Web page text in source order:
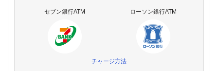
セブン銀行ATM ローソン銀行ATM
チャージ方法